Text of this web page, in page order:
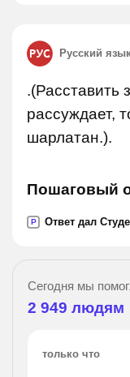
Русский
.(Расставить
рассуждает,
шарлатан.).
Пошаговый
P Ответ дал
Сегодня мы
2 949 людям
только что